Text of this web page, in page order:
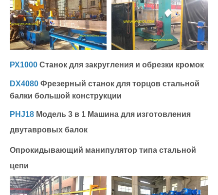
РХ1000 Станок для закругления и обрезки кромок
DX4080 Фрезерный станок для торцов стальной
балки большой конструкции
PHJ18 Модель 3 в 1 Машина для изготовления
двутавровых балок
Опрокидывающий манипулятор типа стальной
цепи